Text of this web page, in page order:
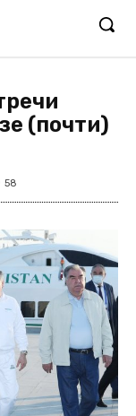
(почти)
58